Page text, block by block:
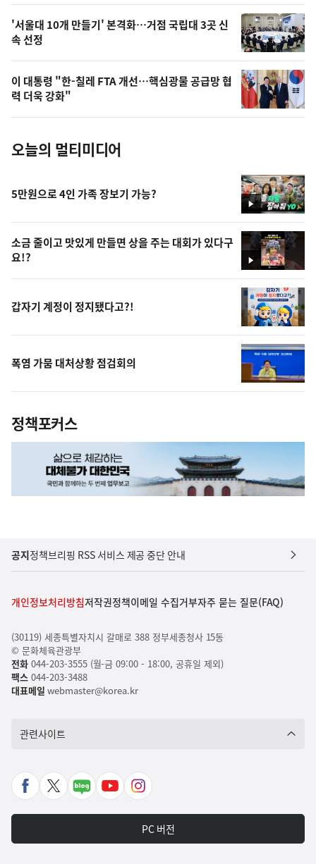
오
늘
의
사
진
'서울대 10개 만들기' 본격화…거점 국립대 3곳 신
속 선정
이 대통령 "한-칠레 FTA 개선…핵심광물 공급망 협
력 더욱 강화"
오늘의 멀티미디어
영
상
5만원으로 4인 가족 장보기 가능?
영
상
소금 줄이고 맛있게 만들면 상을 주는 대회가 있다구
요!?
갑자기 계정이 정지됐다고?!
폭염 가뭄 대처상황 점검회의
정책포커스
공지정책브리핑 RSS 서비스 제공 중단 안내
개인정보처리방침저작권정책이메일 수집거부자주 묻는 질문(FAQ)
(30119) 세종특별자치시 갈매로 388 정부세종청사 15동
© 문화체육관광부
전화044-203-3555 (월-금 09:00 - 18:00, 공휴일 제외)
팩스044-203-3488
대표메일 webmaster@korea.kr
관련사이트
페
X
네
유
인
타
그
PC 버전